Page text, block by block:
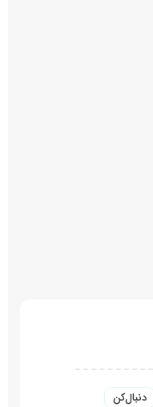
دنبال‌کن